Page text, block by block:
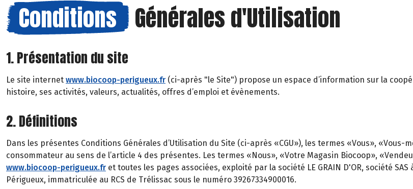
Conditions Générales d'Utilisation
1. Présentation du site
Le site internet www.biocoop-perigueux.fr (ci-après "le Site") propose un espace d’information sur la
histoire, ses activités, valeurs, actualités, offres d’emploi et évènements.
2. Définitions
Dans les présentes Conditions Générales d’Utilisation du Site (ci-après «CGU»), les termes «Vous»,
consommateur au sens de l’article 4 des présentes. Les termes «Nous», «Votre Magasin Biocoop»,
www.biocoop-perigueux.fr et toutes les pages associées, exploité par la société LE GRAIN D'OR, société
Périgueux, immatriculée au RCS de Trélissac sous le numéro 39267334900016.